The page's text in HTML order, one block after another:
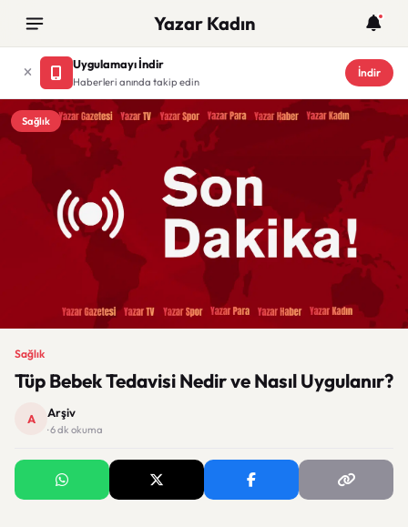
Yazar Kadın
Uygulamayı İndir
Haberleri anında takip edin
İndir
Sağlık
Sağlık
Tüp Bebek Tedavisi Nedir ve Nasıl Uygulanır?
A Arşiv
· 6 dk okuma